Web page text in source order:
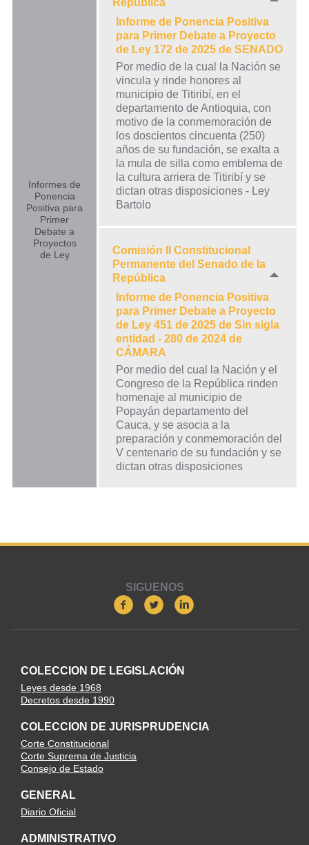
Informes de
Ponencia
Positiva para
Primer
Debate a
Proyectos
de Ley
República
Informe de Ponencia Positiva
para Primer Debate a Proyecto
de Ley 172 de 2025 de SENADO
Por medio de la cual la Nación se
vincula y rinde honores al
municipio de Titiribí, en el
departamento de Antioquia, con
motivo de la conmemoración de
los doscientos cincuenta (250)
años de su fundación, se exalta a
la mula de silla como emblema de
la cultura arriera de Titiribí y se
dictan otras disposiciones - Ley
Bartolo
Comisión II Constitucional
Permanente del Senado de la
República
Informe de Ponencia Positiva
para Primer Debate a Proyecto
de Ley 451 de 2025 de Sin sigla
entidad - 280 de 2024 de
CÁMARA
Por medio del cual la Nación y el
Congreso de la República rinden
homenaje al municipio de
Popayán departamento del
Cauca, y se asocia a la
preparación y conmemoración del
V centenario de su fundación y se
dictan otras disposiciones
SIGUENOS
COLECCION DE LEGISLACIÓN
Leyes desde 1968
Decretos desde 1990
COLECCION DE JURISPRUDENCIA
Corte Constitucional
Corte Suprema de Justicia
Consejo de Estado
GENERAL
Diario Oficial
ADMINISTRATIVO